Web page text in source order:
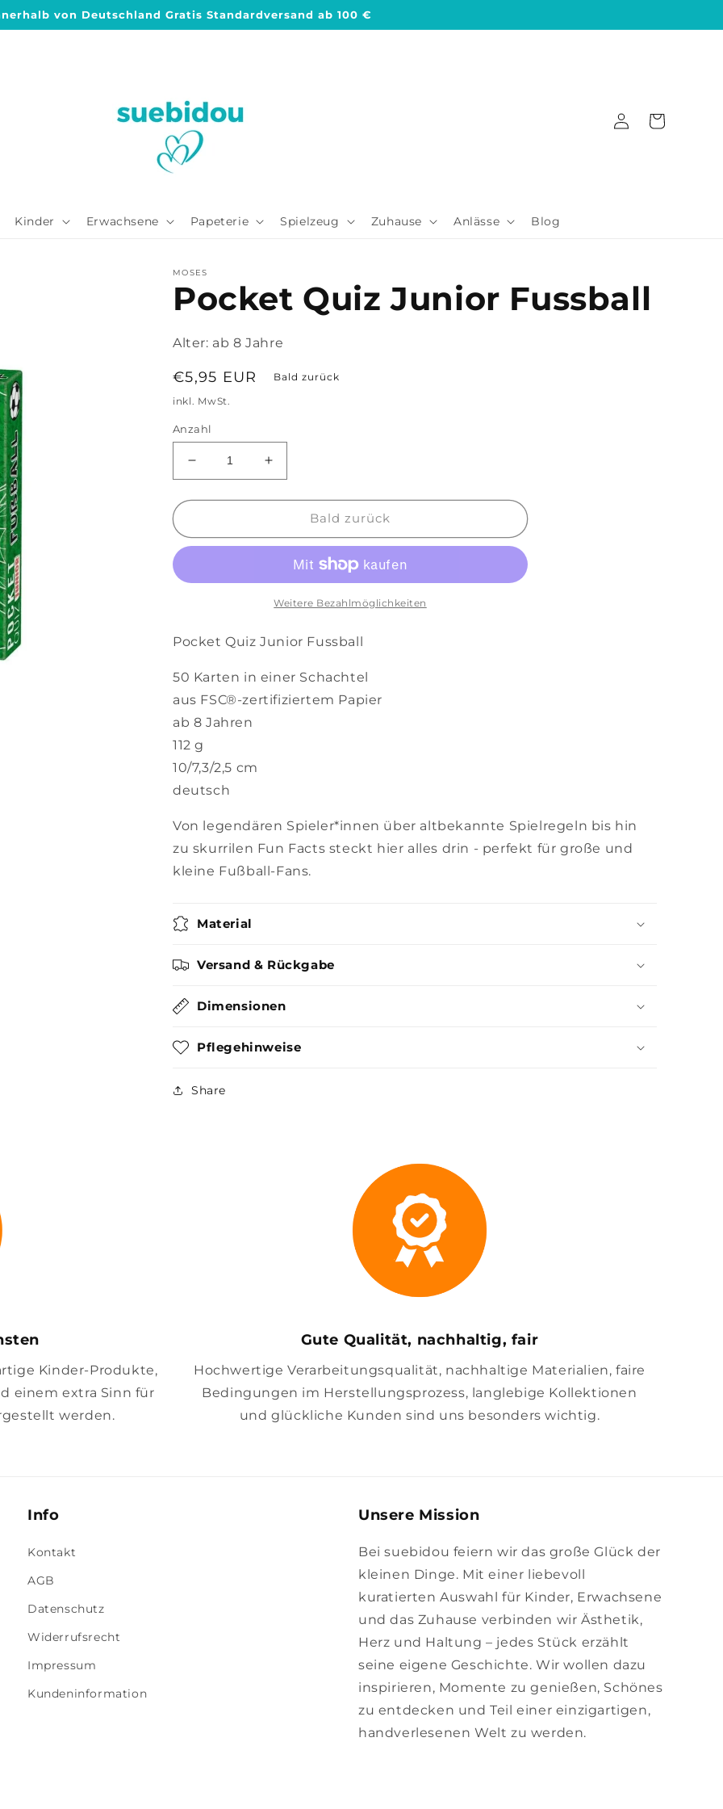
von Deutschland Gratis Standardversand ab 100 €
Kinder Erwachsene Papeterie Spielzeug Zuhause Anlässe Blog
Einloggen
Warenkorb
MOSES
Pocket Quiz Junior Fussball
Alter: ab 8 Jahre
Normaler
Preis
€5,95 EUR
Bald zurück
inkl. MwSt.
Anzahl
Verringere
die
Menge
Pocket
Fussball
Erhöhe
die
Menge
Pocket
Junior
Fussball
Bald zurück
Weitere Bezahlmöglichkeiten
Pocket Quiz Junior Fussball
50 Karten in einer Schachtel
aus FSC®-zertifiziertem Papier
ab 8 Jahren
112 g
10/7,3/2,5 cm
deutsch
Von legendären Spieler*innen über altbekannte Spielregeln bis hin
zu skurrilen Fun Facts steckt hier alles drin - perfekt für große und
kleine Fußball-Fans.
Material
Versand & Rückgabe
Dimensionen
Pflegehinweise
Share
Kinder-Produkte,
einem extra Sinn für
werden.
Gute Qualität, nachhaltig, fair
Hochwertige Verarbeitungsqualität, nachhaltige Materialien, faire
Bedingungen im Herstellungsprozess, langlebige Kollektionen
und glückliche Kunden sind uns besonders wichtig.
Info
Kontakt
AGB
Datenschutz
Widerrufsrecht
Impressum
Kundeninformation
Unsere Mission
Bei suebidou feiern wir das große Glück der
kleinen Dinge. Mit einer liebevoll
kuratierten Auswahl für Kinder, Erwachsene
und das Zuhause verbinden wir Ästhetik,
Herz und Haltung – jedes Stück erzählt
seine eigene Geschichte. Wir wollen dazu
inspirieren, Momente zu genießen, Schönes
zu entdecken und Teil einer einzigartigen,
handverlesenen Welt zu werden.